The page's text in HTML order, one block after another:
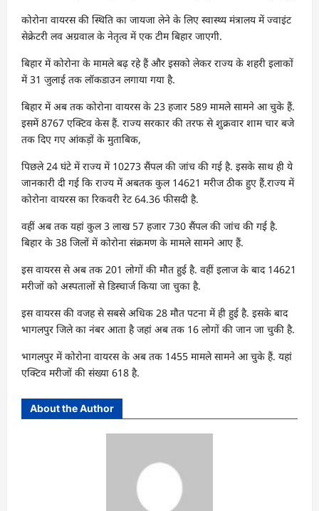
कोरोना वायरस की स्थिति का जायजा लेने के लिए स्वास्थ्य मंत्रालय में ज्वाइंट
सेक्रेटरी लव अग्रवाल के नेतृत्व में एक टीम बिहार जाएगी.
बिहार में कोरोना के मामले बढ़ रहे हैं और इसको लेकर राज्य के शहरी इलाकों
में 31 जुलाई तक लॉकडाउन लगाया गया है.
बिहार में अब तक कोरोना वायरस के 23 हजार 589 मामले सामने आ चुके हैं.
इसमें 8767 एक्टिव केस हैं. राज्य सरकार की तरफ से शुक्रवार शाम चार बजे
तक दिए गए आंकड़ों के मुताबिक,
पिछले 24 घंटे में राज्य में 10273 सैंपल की जांच की गई है. इसके साथ ही ये
जानकारी दी गई कि राज्य में अबतक कुल 14621 मरीज ठीक हुए हैं.राज्य में
कोरोना वायरस का रिकवरी रेट 64.36 फीसदी है.
वहीं अब तक यहां कुल 3 लाख 57 हजार 730 सैंपल की जांच की गई है.
बिहार के 38 जिलों में कोरोना संक्रमण के मामले सामने आए हैं.
इस वायरस से अब तक 201 लोगों की मौत हुई है. वहीं इलाज के बाद 14621
मरीजों को अस्पतालों से डिस्चार्ज किया जा चुका है.
इस वायरस की वजह से सबसे अधिक 28 मौत पटना में ही हुई है. इसके बाद
भागलपुर जिले का नंबर आता है जहां अब तक 16 लोगों की जान जा चुकी है.
भागलपुर में कोरोना वायरस के अब तक 1455 मामले सामने आ चुके हैं. यहां
एक्टिव मरीजों की संख्या 618 है.
About the Author